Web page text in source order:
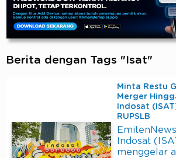
Berita dengan Tags "Isat"
Minta Restu
Merger
Indosat
RUPSLB
Indosat
menggelar